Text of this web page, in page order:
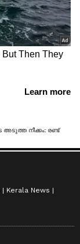
മഹീന്ദ്രയുടെ അടുത്ത നീക്കം: രണ്ട് പുതിയ എസ്‌യുവികൾ വരുന്നു
Kerala News